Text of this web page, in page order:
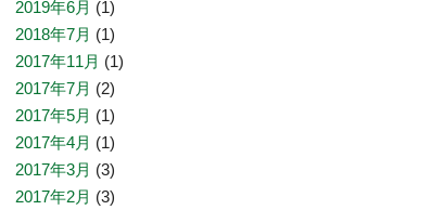
2019年6月 (1)
2018年7月 (1)
2017年11月 (1)
2017年7月 (2)
2017年5月 (1)
2017年4月 (1)
2017年3月 (3)
2017年2月 (3)